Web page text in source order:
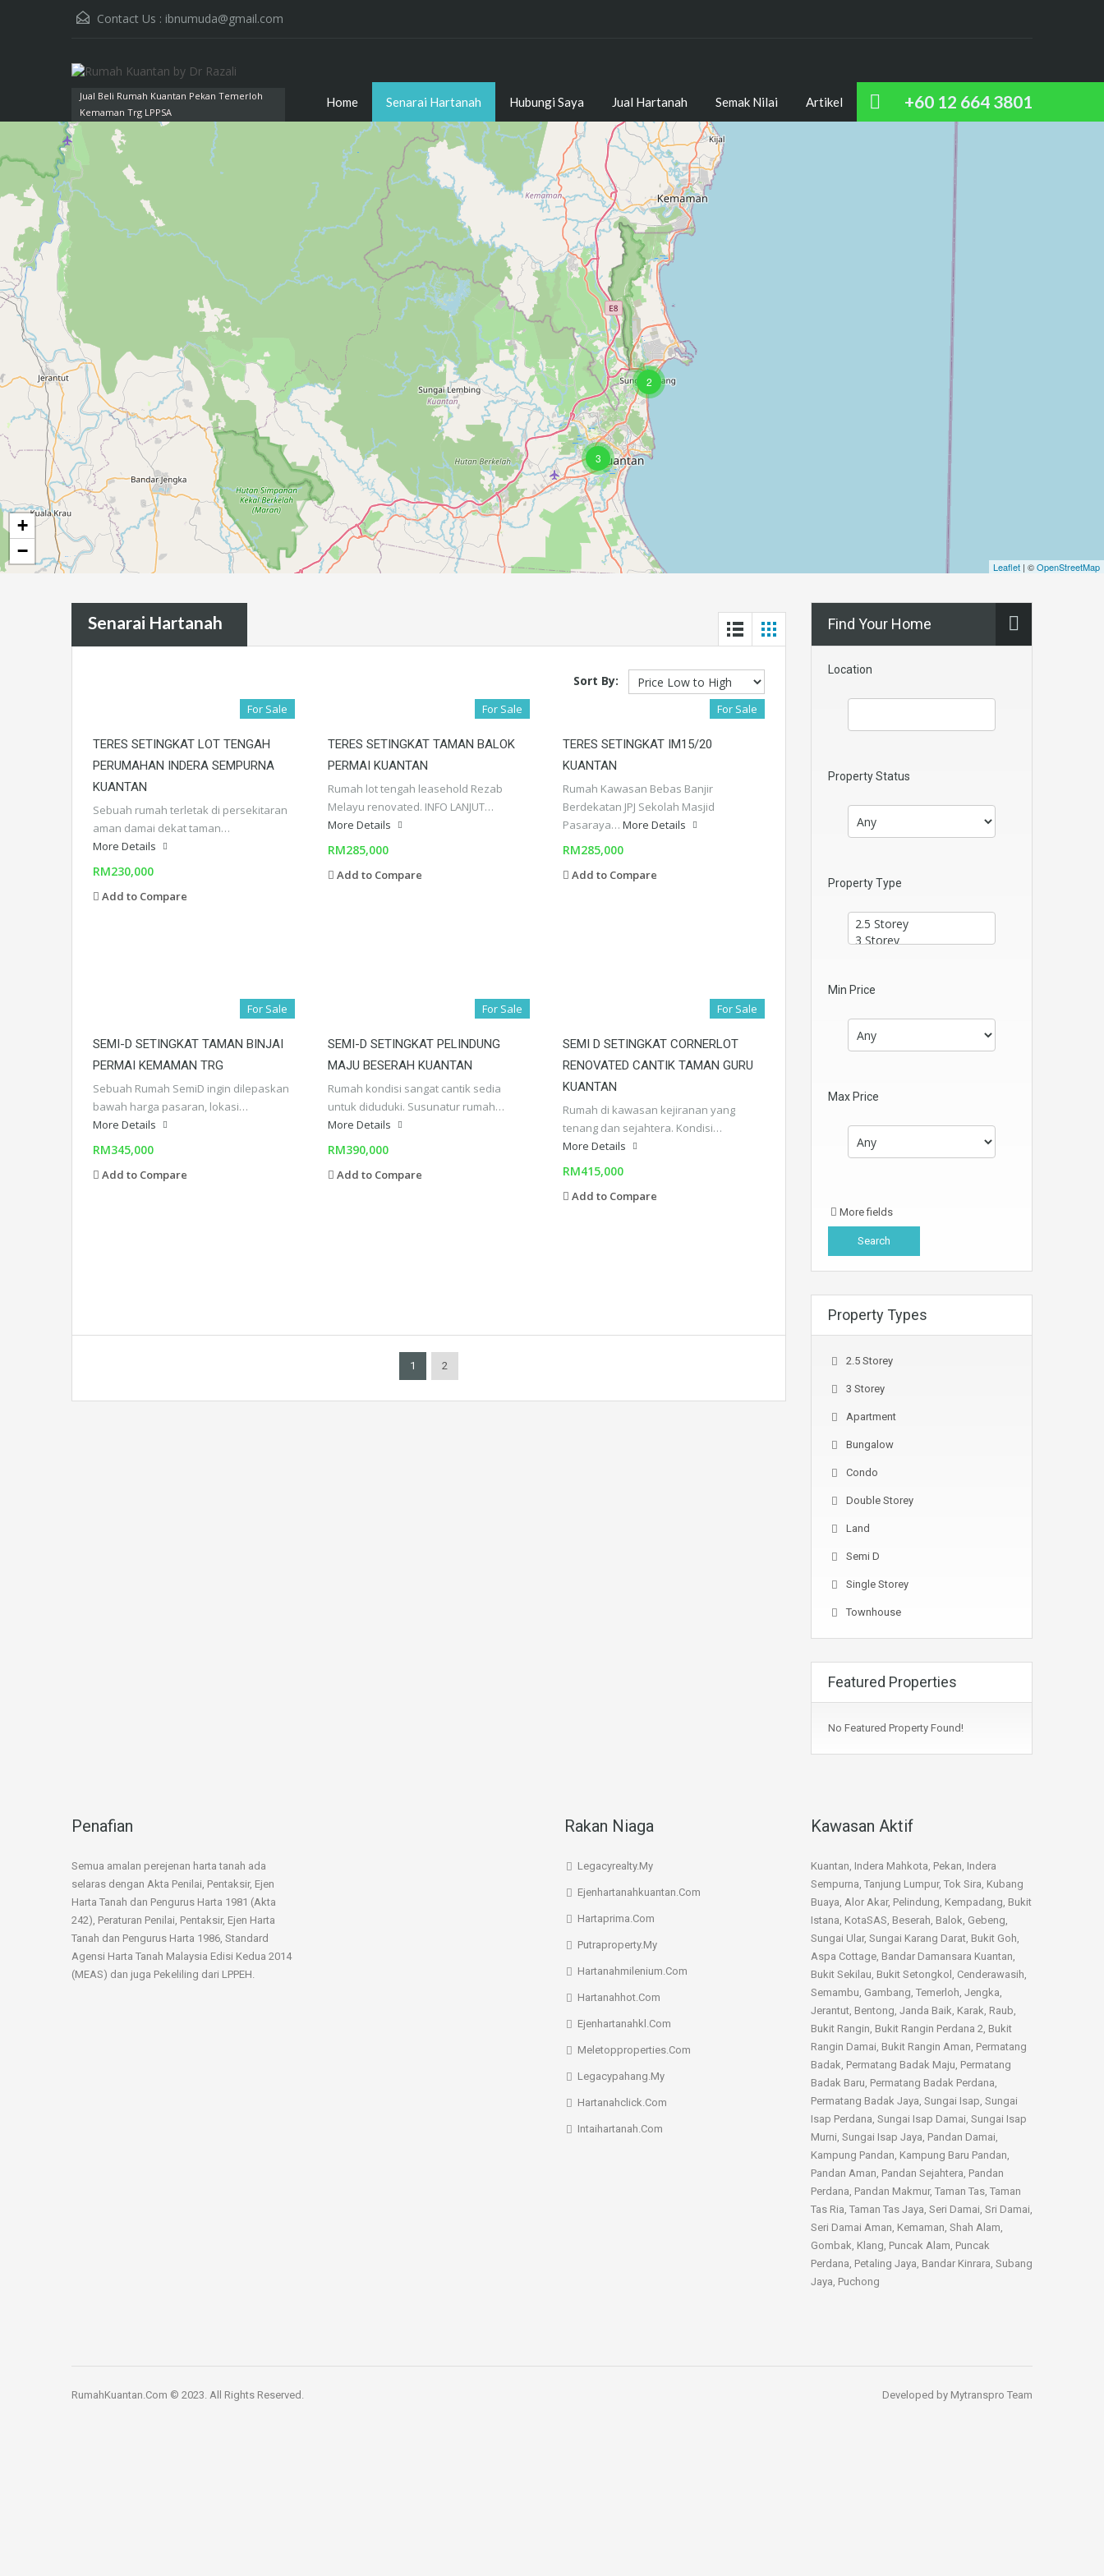
Contact Us : ibnumuda@gmail.com
Jual Beli Rumah Kuantan Pekan Temerloh
Kemaman Trg LPPSA
+60 12 664 3801
Home Senarai Hartanah Hubungi Saya Jual Hartanah Semak Nilai Artikel
2
3
+
−
Leaflet | ©OpenStreetMap
Senarai Hartanah
Sort By:
For Sale
TERES SETINGKAT LOT TENGAH
PERUMAHAN INDERA SEMPURNA
KUANTAN
Sebuah rumah terletak di persekitaran
aman damai dekat taman…
More Details
RM230,000
Add to Compare
For Sale
TERES SETINGKAT TAMAN BALOK
PERMAI KUANTAN
Rumah lot tengah leasehold Rezab
Melayu renovated. INFO LANJUT…
More Details
RM285,000
Add to Compare
For Sale
TERES SETINGKAT IM15/20
KUANTAN
Rumah Kawasan Bebas Banjir
Berdekatan JPJ Sekolah Masjid
Pasaraya… More Details
RM285,000
Add to Compare
For Sale
SEMI-D SETINGKAT TAMAN BINJAI
PERMAI KEMAMAN TRG
Sebuah Rumah SemiD ingin dilepaskan
bawah harga pasaran, lokasi…
More Details
RM345,000
Add to Compare
For Sale
SEMI-D SETINGKAT PELINDUNG
MAJU BESERAH KUANTAN
Rumah kondisi sangat cantik sedia
untuk diduduki. Susunatur rumah…
More Details
RM390,000
Add to Compare
For Sale
SEMI D SETINGKAT CORNERLOT
RENOVATED CANTIK TAMAN GURU
KUANTAN
Rumah di kawasan kejiranan yang
tenang dan sejahtera. Kondisi…
More Details
RM415,000
Add to Compare
1 2
Find Your Home
Location
Property Status
Property Type
Min Price
Max Price
More fields
Property Types
2.5 Storey
3 Storey
Apartment
Bungalow
Condo
Double Storey
Land
Semi D
Single Storey
Townhouse
Featured Properties
No Featured Property Found!
Penafian
Semua amalan perejenan harta tanah ada
selaras dengan Akta Penilai, Pentaksir, Ejen
Harta Tanah dan Pengurus Harta 1981 (Akta
242), Peraturan Penilai, Pentaksir, Ejen Harta
Tanah dan Pengurus Harta 1986, Standard
Agensi Harta Tanah Malaysia Edisi Kedua 2014
(MEAS) dan juga Pekeliling dari LPPEH.
Rakan Niaga
Legacyrealty.My
Ejenhartanahkuantan.Com
Hartaprima.Com
Putraproperty.My
Hartanahmilenium.Com
Hartanahhot.Com
Ejenhartanahkl.Com
Meletopproperties.Com
Legacypahang.My
Hartanahclick.Com
Intaihartanah.Com
Kawasan Aktif
Kuantan, Indera Mahkota, Pekan, Indera
Sempurna, Tanjung Lumpur, Tok Sira, Kubang
Buaya, Alor Akar, Pelindung, Kempadang, Bukit
Istana, KotaSAS, Beserah, Balok, Gebeng,
Sungai Ular, Sungai Karang Darat, Bukit Goh,
Aspa Cottage, Bandar Damansara Kuantan,
Bukit Sekilau, Bukit Setongkol, Cenderawasih,
Semambu, Gambang, Temerloh, Jengka,
Jerantut, Bentong, Janda Baik, Karak, Raub,
Bukit Rangin, Bukit Rangin Perdana 2, Bukit
Rangin Damai, Bukit Rangin Aman, Permatang
Badak, Permatang Badak Maju, Permatang
Badak Baru, Permatang Badak Perdana,
Permatang Badak Jaya, Sungai Isap, Sungai
Isap Perdana, Sungai Isap Damai, Sungai Isap
Murni, Sungai Isap Jaya, Pandan Damai,
Kampung Pandan, Kampung Baru Pandan,
Pandan Aman, Pandan Sejahtera, Pandan
Perdana, Pandan Makmur, Taman Tas, Taman
Tas Ria, Taman Tas Jaya, Seri Damai, Sri Damai,
Seri Damai Aman, Kemaman, Shah Alam,
Gombak, Klang, Puncak Alam, Puncak
Perdana, Petaling Jaya, Bandar Kinrara, Subang
Jaya, Puchong
RumahKuantan.Com © 2023. All Rights Reserved. Developed by Mytranspro Team